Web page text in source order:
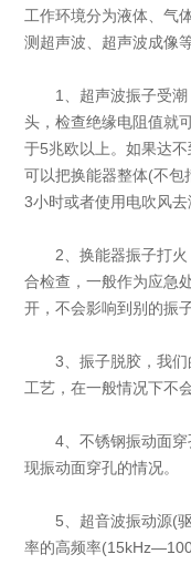
工作环境分为液体、气
测超声波、超声波成像等
1、超声波振子受潮
头，检查绝缘电阻值就
于5兆欧以上。如果达
可以把换能器整体(不
3小时或者使用电吹风去
2、换能器振子打火
合检查，一般作为应急
开，不会影响到别的振
3、振子脱胶，我们
工艺，在一般情况下不
4、不锈钢振动面穿
现振动面穿孔的情况。
5、超音波振动源(驱
率的高频率